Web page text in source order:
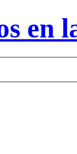
en